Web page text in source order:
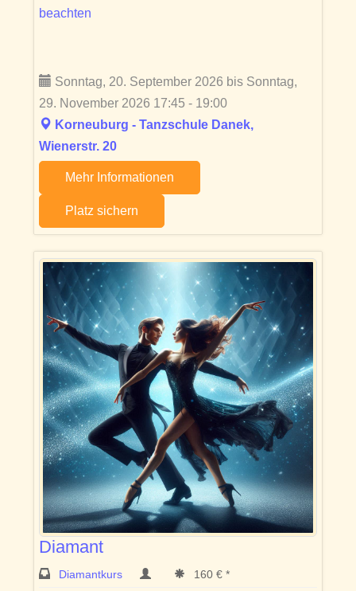
beachten
Sonntag, 20. September 2026 bis Sonntag,
29. November 2026 17:45 - 19:00
Korneuburg - Tanzschule Danek,
Wienerstr. 20
Mehr Informationen
Platz sichern
Diamant
Diamantkurs 160 € *